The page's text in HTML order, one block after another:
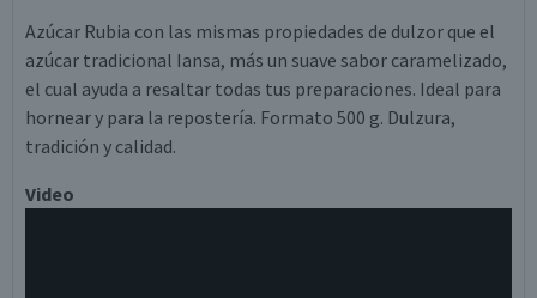
Azúcar Rubia con las mismas propiedades de dulzor que el
azúcar tradicional Iansa, más un suave sabor caramelizado,
el cual ayuda a resaltar todas tus preparaciones. Ideal para
hornear y para la repostería. Formato 500 g. Dulzura,
tradición y calidad.
Video